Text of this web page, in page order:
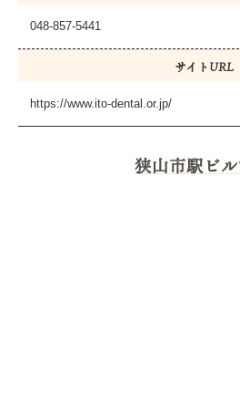
048-857-5441
サイトURL
https://www.ito-dental.or.jp/
狭山市駅ビ